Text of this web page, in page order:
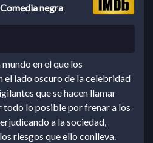
negra
en el que los
el lado oscuro de la celebridad
que se hacen llamar
todo lo posible por frenar a los
a la sociedad,
riesgos que ello conlleva.